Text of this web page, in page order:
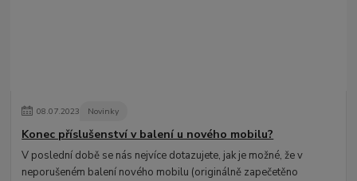
08.07.2023 Novinky
Konec příslušenství v balení u nového mobilu?
V poslední době se nás nejvíce dotazujete, jak je možné, že v
neporušeném balení nového mobilu (originálně zapečetěno